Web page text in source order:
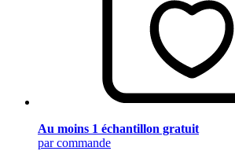
Au moins 1 échantillon gratuit
par commande